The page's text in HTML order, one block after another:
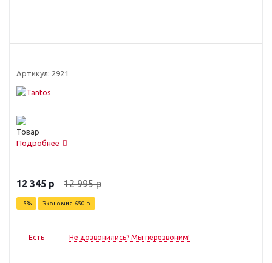
Артикул: 2921
Подробнее
12 345 р 12 995р
-5% Экономия 650 р
Есть Не дозвонились? Мы перезвоним!